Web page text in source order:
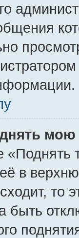
мою
«Поднять
в
то
быть